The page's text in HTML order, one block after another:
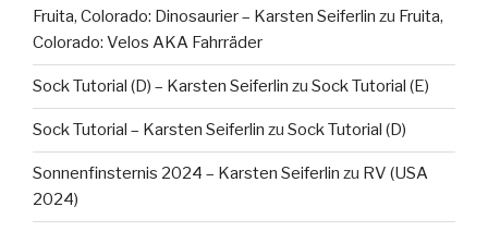
Fruita, Colorado: Dinosaurier – Karsten Seiferlin zu Fruita,
Colorado: Velos AKA Fahrräder
Sock Tutorial (D) – Karsten Seiferlin zu Sock Tutorial (E)
Sock Tutorial – Karsten Seiferlin zu Sock Tutorial (D)
Sonnenfinsternis 2024 – Karsten Seiferlin zu RV (USA
2024)